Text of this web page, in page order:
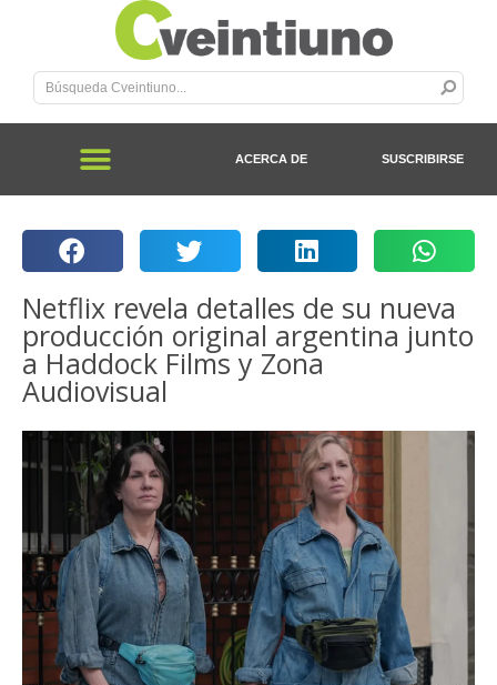
ACERCA DE SUSCRIBIRSE
Netflix revela detalles de su nueva
producción original argentina junto
a Haddock Films y Zona
Audiovisual